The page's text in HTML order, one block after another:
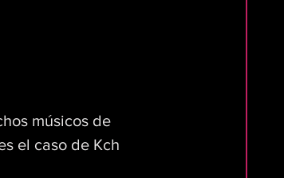
músicos de
el caso de Kch